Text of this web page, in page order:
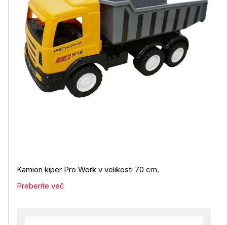
Kamion kiper Pro Work v velikosti 70 cm.
Preberite več